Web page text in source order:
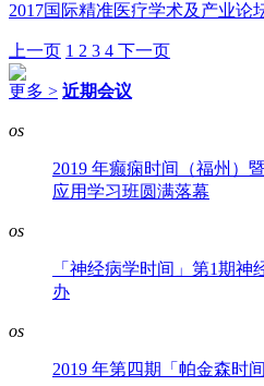
2017国际精准医疗学术及产业论
上一页 1 2 3 4 下一页
更多 > 近期会议
os
2019 年癫痫时间（福州）
应用学习班圆满落幕
os
「神经病学时间」第1期
办
os
2019 年第四期「帕金森时